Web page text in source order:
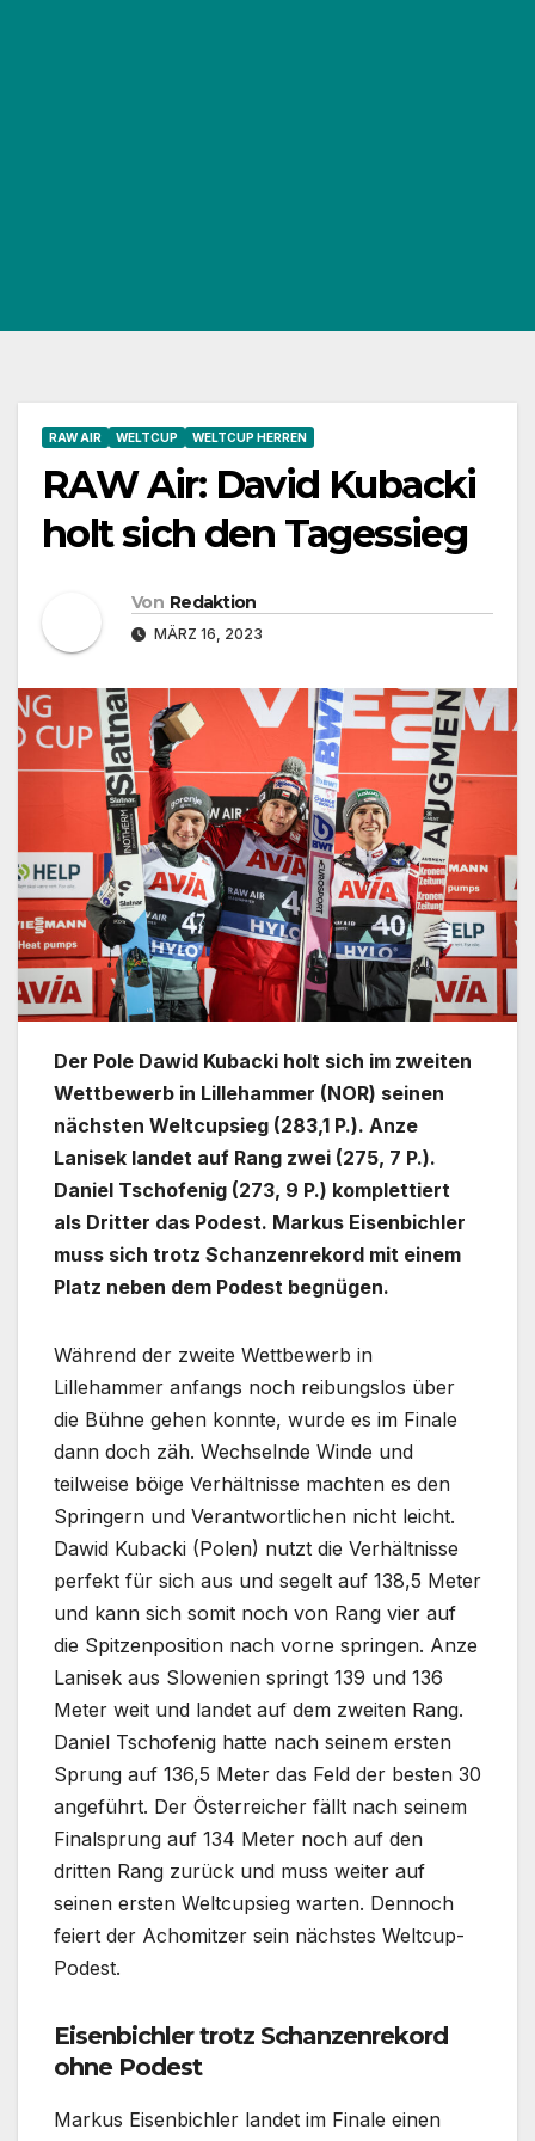
RAW AIR WELTCUP WELTCUP HERREN
RAW Air: David Kubacki
holt sich den Tagessieg
Von Redaktion
MÄRZ 16, 2023
Der Pole Dawid Kubacki holt sich im zweiten
Wettbewerb in Lillehammer (NOR) seinen
nächsten Weltcupsieg (283,1 P.). Anze
Lanisek landet auf Rang zwei (275, 7 P.).
Daniel Tschofenig (273, 9 P.) komplettiert
als Dritter das Podest. Markus Eisenbichler
muss sich trotz Schanzenrekord mit einem
Platz neben dem Podest begnügen.
Während der zweite Wettbewerb in
Lillehammer anfangs noch reibungslos über
die Bühne gehen konnte, wurde es im Finale
dann doch zäh. Wechselnde Winde und
teilweise böige Verhältnisse machten es den
Springern und Verantwortlichen nicht leicht.
Dawid Kubacki (Polen) nutzt die Verhältnisse
perfekt für sich aus und segelt auf 138,5 Meter
und kann sich somit noch von Rang vier auf
die Spitzenposition nach vorne springen. Anze
Lanisek aus Slowenien springt 139 und 136
Meter weit und landet auf dem zweiten Rang.
Daniel Tschofenig hatte nach seinem ersten
Sprung auf 136,5 Meter das Feld der besten 30
angeführt. Der Österreicher fällt nach seinem
Finalsprung auf 134 Meter noch auf den
dritten Rang zurück und muss weiter auf
seinen ersten Weltcupsieg warten. Dennoch
feiert der Achomitzer sein nächstes Weltcup-
Podest.
Eisenbichler trotz Schanzenrekord
ohne Podest
Markus Eisenbichler landet im Finale einen